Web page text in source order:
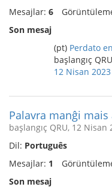
Mesajlar: 6
Son mesaj
(pt) Perdato
başlangıç QRU
12 Nisan 2023
Palavra manĝi mais
başlangıç QRU, 12 Nisan
Dil: Português
Mesajlar: 1
Son mesaj